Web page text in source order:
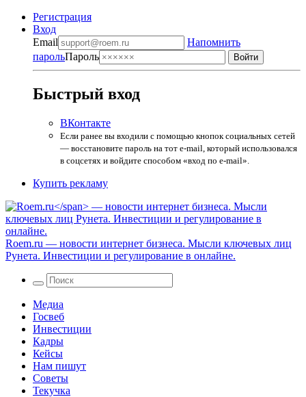
Регистрация
Вход
Email
Напомнить
парольПароль
Быстрый вход
ВКонтакте
Если ранее вы входили с помощью кнопок социальных сетей
— восстановите пароль на тот e-mail, который использовался
в соцсетях и войдите способом «вход по e-mail».
Купить рекламу
Roem.ru — новости интернет бизнеса. Мысли ключевых лиц
Рунета. Инвестиции и регулирование в онлайне.
Медиа
Госвеб
Инвестиции
Кадры
Кейсы
Нам пишут
Советы
Текучка